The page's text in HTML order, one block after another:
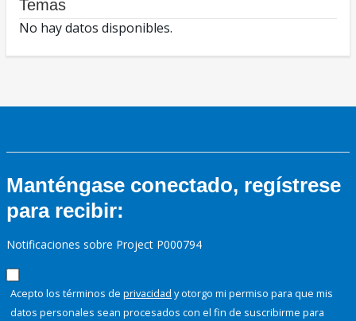
Temas
No hay datos disponibles.
Manténgase conectado, regístrese
para recibir:
Notificaciones sobre Project P000794
Acepto los términos de privacidad y otorgo mi permiso para que mis
datos personales sean procesados con el fin de suscribirme para